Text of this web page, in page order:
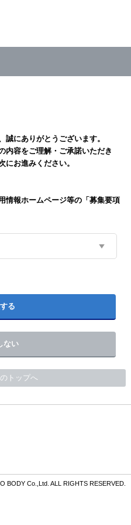
誠にありがとうございます。
内容をご理解・ご承諾いただき
にお進みください。
情報ホームページ等の「募集要項
る
ない
トップへ
BODY Co.,Ltd. ALL RIGHTS RESERVED.